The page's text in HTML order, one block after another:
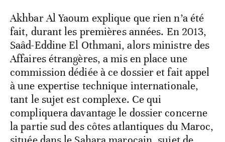
Akhbar Al Yaoum explique que rien n’a été
fait, durant les premières années. En 2013,
Saâd-Eddine El Othmani, alors ministre des
Affaires étrangères, a mis en place une
commission dédiée à ce dossier et fait appel
à une expertise technique internationale,
tant le sujet est complexe. Ce qui
compliquera davantage le dossier concerne
la partie sud des côtes atlantiques du Maroc,